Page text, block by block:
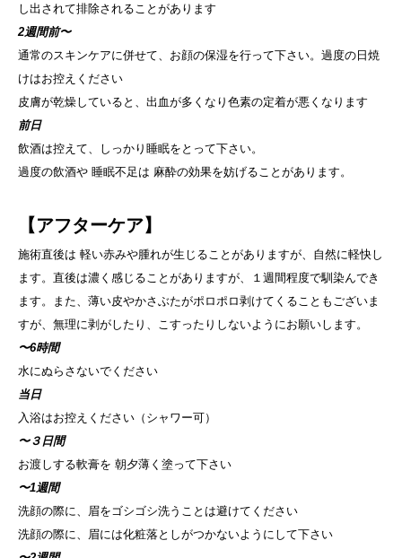
し出されて排除されることがあります
2週間前〜
通常のスキンケアに併せて、お顔の保湿を行って下さい。過度の日焼
けはお控えください
皮膚が乾燥していると、出血が多くなり色素の定着が悪くなります
前日
飲酒は控えて、しっかり睡眠をとって下さい。
過度の飲酒や 睡眠不足は 麻酔の効果を妨げることがあります。
【アフターケア】
施術直後は 軽い赤みや腫れが生じることがありますが、自然に軽快し
ます。直後は濃く感じることがありますが、１週間程度で馴染んでき
ます。また、薄い皮やかさぶたがポロポロ剥けてくることもございま
すが、無理に剥がしたり、こすったりしないようにお願いします。
〜6時間
水にぬらさないでください
当日
入浴はお控えください（シャワー可）
〜３日間
お渡しする軟膏を 朝夕薄く塗って下さい
〜1週間
洗顔の際に、眉をゴシゴシ洗うことは避けてください
洗顔の際に、眉には化粧落としがつかないようにして下さい